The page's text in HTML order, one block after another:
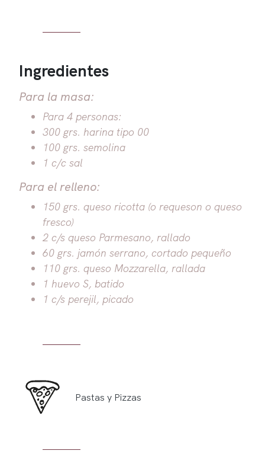
Ingredientes
Para la masa:
Para 4 personas:
300 grs. harina tipo 00
100 grs. semolina
1 c/c sal
Para el relleno:
150 grs. queso ricotta (o requeson o queso
fresco)
2 c/s queso Parmesano, rallado
60 grs. jamón serrano, cortado pequeño
110 grs. queso Mozzarella, rallada
1 huevo S, batido
1 c/s perejil, picado
Pastas y Pizzas